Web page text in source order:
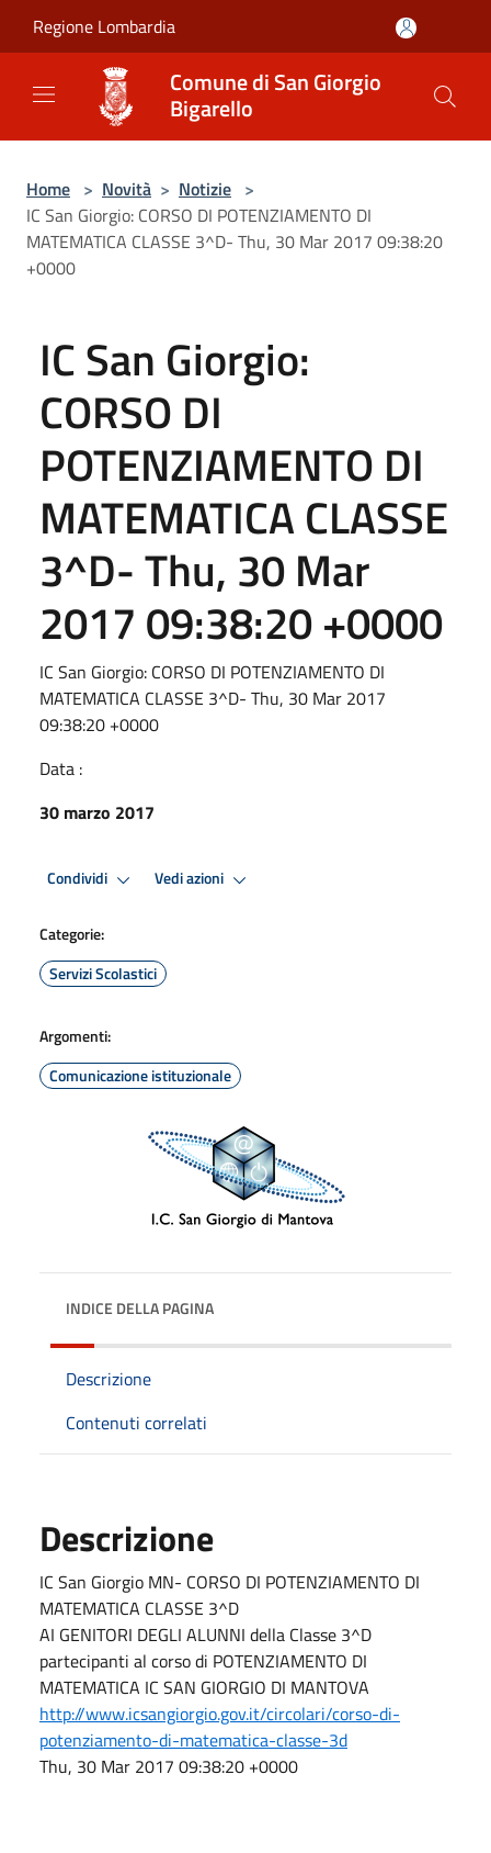
Regione Lombardia
Comune di San Giorgio
Bigarello
Home > Novità > Notizie >
IC San Giorgio: CORSO DI POTENZIAMENTO DI
MATEMATICA CLASSE 3^D- Thu, 30 Mar 2017 09:38:20
+0000
IC San Giorgio:
CORSO DI
POTENZIAMENTO DI
MATEMATICA CLASSE
3^D- Thu, 30 Mar
2017 09:38:20 +0000
IC San Giorgio: CORSO DI POTENZIAMENTO DI
MATEMATICA CLASSE 3^D- Thu, 30 Mar 2017
09:38:20 +0000
Data :
30 marzo 2017
Condividi Vedi azioni
Categorie:
Servizi Scolastici
Argomenti:
Comunicazione istituzionale
INDICE DELLA PAGINA
Descrizione
Contenuti correlati
Descrizione
IC San Giorgio MN- CORSO DI POTENZIAMENTO DI
MATEMATICA CLASSE 3^D
AI GENITORI DEGLI ALUNNI della Classe 3^D
partecipanti al corso di POTENZIAMENTO DI
MATEMATICA IC SAN GIORGIO DI MANTOVA
http://www.icsangiorgio.gov.it/circolari/corso-di-
potenziamento-di-matematica-classe-3d
Thu, 30 Mar 2017 09:38:20 +0000